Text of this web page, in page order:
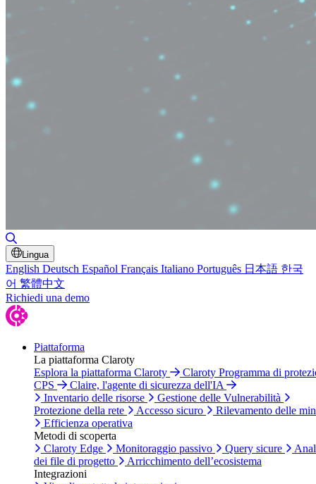
Lingua
English Deutsch Español Français Italiano Português 日本語 한국
어 繁體中文
Richiedi una demo
Piattaforma
La piattaforma Claroty
Esplora la piattaforma Claroty
Claroty Programma di
CPS
Claire, l'agente di sicurezza dell'IA
Inventario delle risorse
Gestione delle Vulnerabilità
Protezione della rete
Accesso sicuro
Rilevamento delle
Efficienza operativa
Metodi di scoperta
Claroty Edge
Monitoraggio passivo Query sicure
dei file di progetto
Arricchimento dell’ecosistema
Integrazioni